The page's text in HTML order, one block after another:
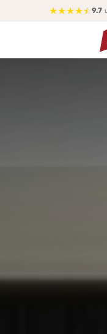
★★★★☆ 9.7